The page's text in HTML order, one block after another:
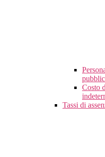
Costo
Tassi di